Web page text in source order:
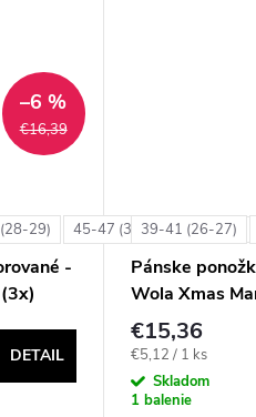
€16,39
–6 %
29) 45-47 (30-31) + ďalšie
-
DETAIL
39-41 (26-27)
Pánske
Wola Xmas
€15,36
Jednotková
cena:
€5,12 / 1 ks
Skladom
1 balenie